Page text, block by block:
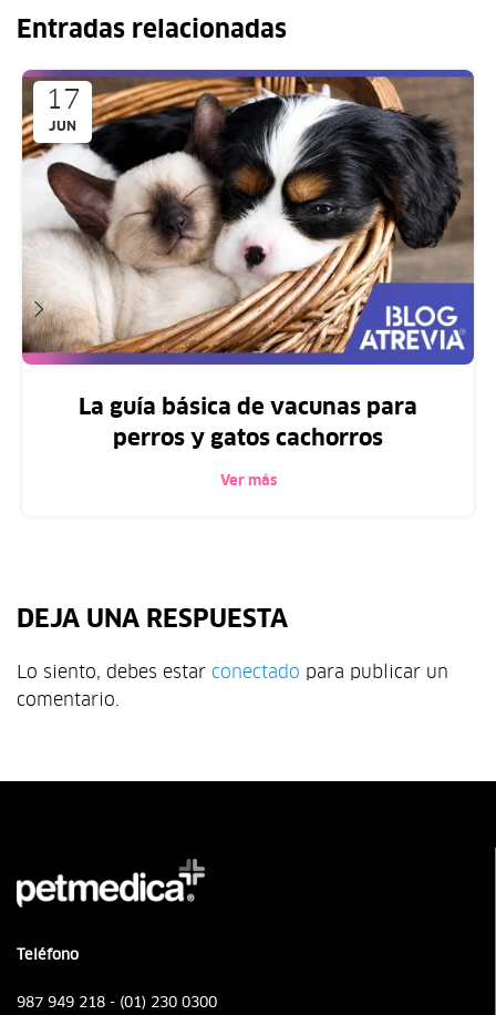
Entradas relacionadas
17
JUN
La guía básica de vacunas para
perros y gatos cachorros
Ver más
DEJA UNA RESPUESTA
Lo siento, debes estar conectado para publicar un
comentario.
Teléfono
987 949 218 - (01) 230 0300